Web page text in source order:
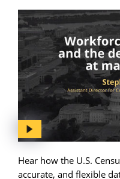
Hear how the U.S.
accurate, and flexible